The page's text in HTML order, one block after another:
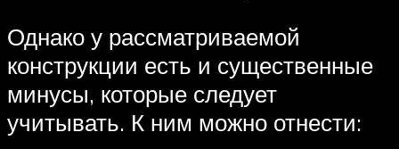
Однако у рассматриваемой
конструкции есть и существенные
минусы, которые следует
учитывать. К ним можно отнести: